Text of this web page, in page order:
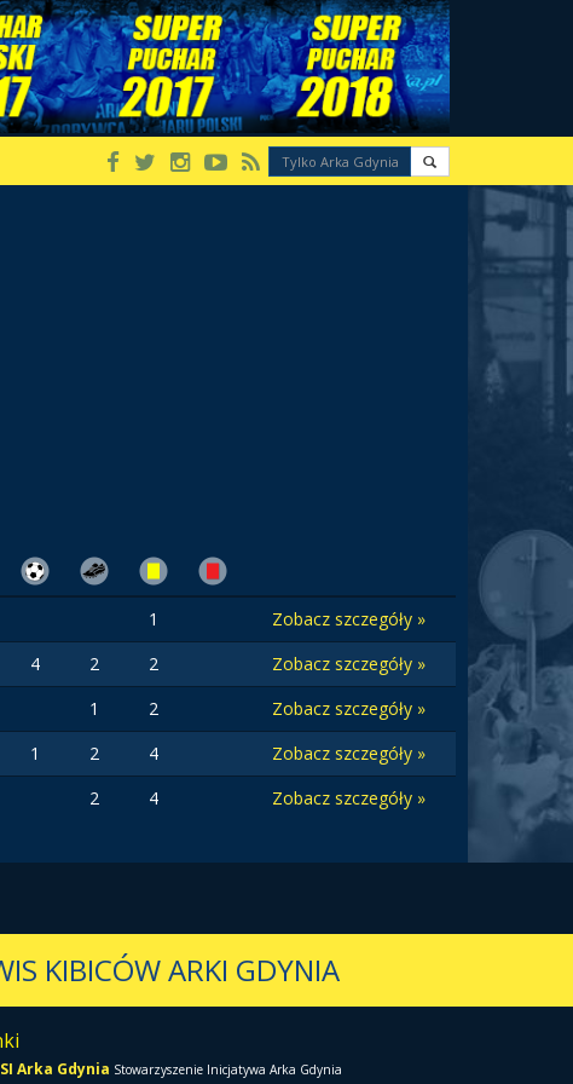
1
Zobacz szczegóły »
4 2 2
Zobacz szczegóły »
1 2
Zobacz szczegóły »
1 2 4
Zobacz szczegóły »
2 4 Zobacz szczegóły »
KIBICÓW ARKI GDYNIA
SI Arka Gdynia Stowarzyszenie Inicjatywa Arka Gdynia